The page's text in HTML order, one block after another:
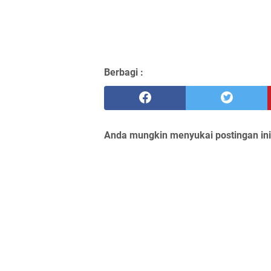
Berbagi :
Anda mungkin menyukai postingan